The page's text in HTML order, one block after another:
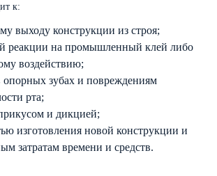
к:
выходу конструкции из строя;
реакции на промышленный клей либо
воздействию;
зубах и повреждениям
рта;
и дикцией;
изготовления новой конструкции и
затратам времени и средств.